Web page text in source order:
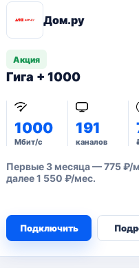
Дом.ру
Акция
Гига + 1000
1000
Мбит/с
191
каналов
Первые 3 месяца — 775 ₽/
далее 1 550 ₽/мес.
Подключить